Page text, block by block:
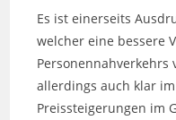
Es ist einerseits
welcher eine bessere
allerdings auch klar
Preissteigerungen im